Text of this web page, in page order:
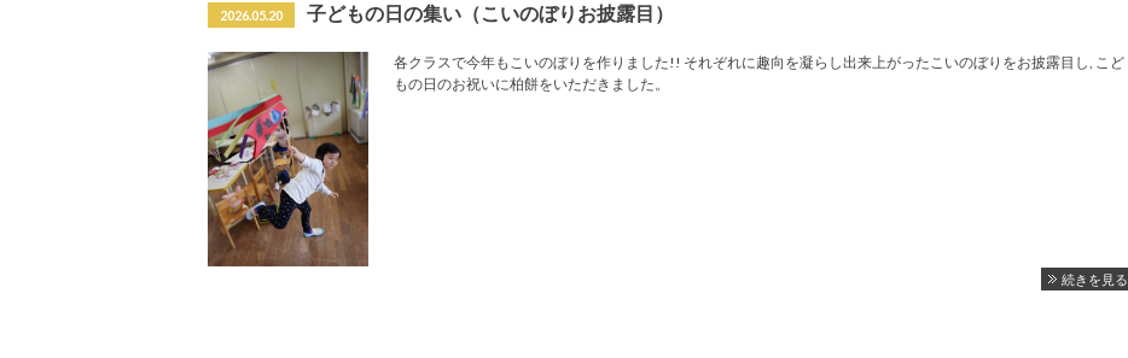
2026.05.20 子どもの日の集い（こいのぼりお披露目）
各クラスで今年もこいのぼりを作りました!! それぞれに趣向を凝らし出来上がったこいのぼりをお披露目し, こど
もの日のお祝いに柏餅をいただきました。
続きを見る